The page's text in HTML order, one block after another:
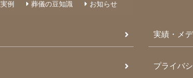
例 葬儀の豆知識 お知らせ
実績・メ
プライバ